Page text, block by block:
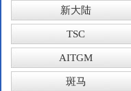
新大陆
TSC
AITGM
斑马